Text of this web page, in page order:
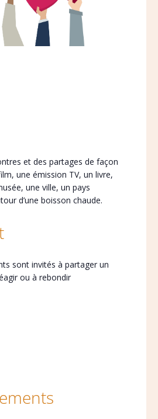
et des partages de façon
une émission TV, un livre,
une ville, un pays
d’une boisson chaude.
sont invités à partager un
ou à rebondir